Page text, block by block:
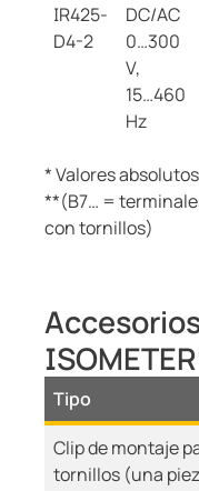
IR425-
D4-2
DC/AC
0…300
V,
15…460
Hz
* Valores absolutos
**(B7… =
con tornillos)
Tipo
Clip de montaje
tornillos (una